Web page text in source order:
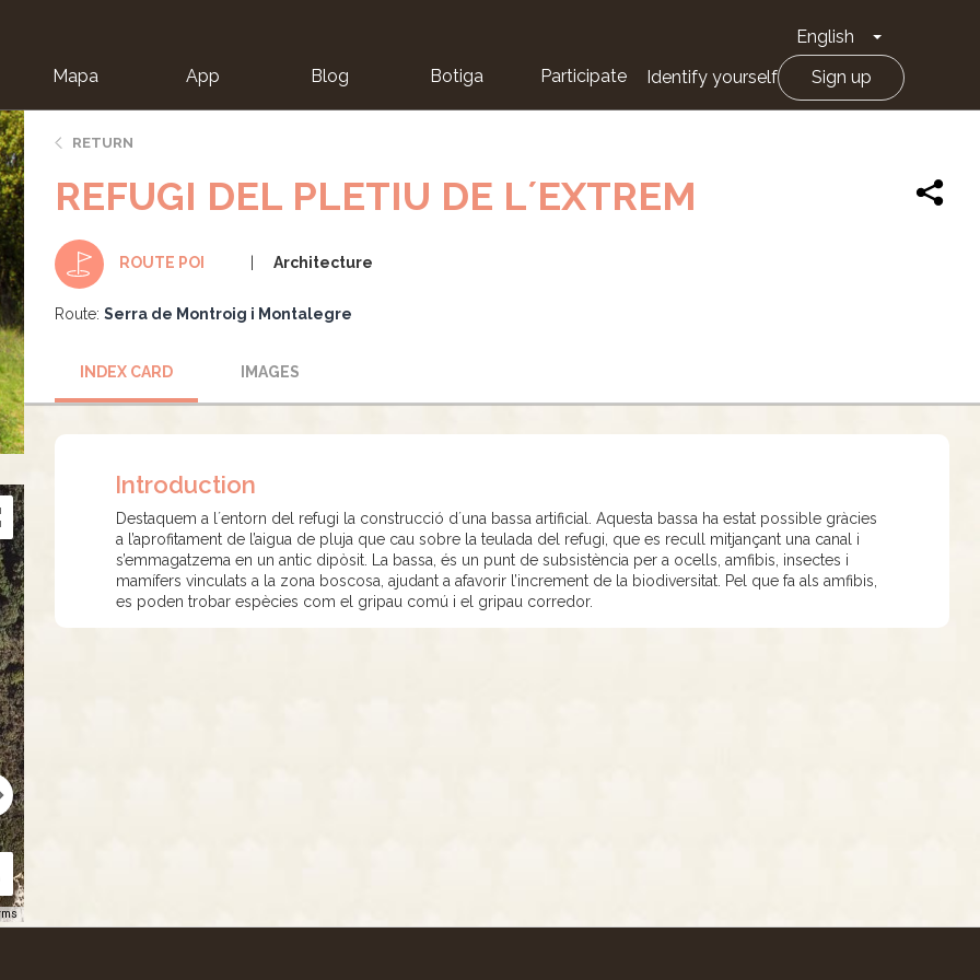
English Toggle
Mapa App Blog Botiga Participate Identify yourself Sign up
RETURN
REFUGI DEL PLETIU DE L´EXTREM
ROUTE POI Architecture
Route: Serra de Montroig i Montalegre
INDEX CARD IMAGES
Introduction
Destaquem a l´entorn del refugi la construcció d´una bassa artificial. Aquesta bassa ha estat possible gràcies
a l’aprofitament de l’aigua de pluja que cau sobre la teulada del refugi, que es recull mitjançant una canal i
s’emmagatzema en un antic dipòsit. La bassa, és un punt de subsistència per a ocells, amfibis, insectes i
mamífers vinculats a la zona boscosa, ajudant a afavorir l’increment de la biodiversitat. Pel que fa als amfibis,
es poden trobar espècies com el gripau comú i el gripau corredor.